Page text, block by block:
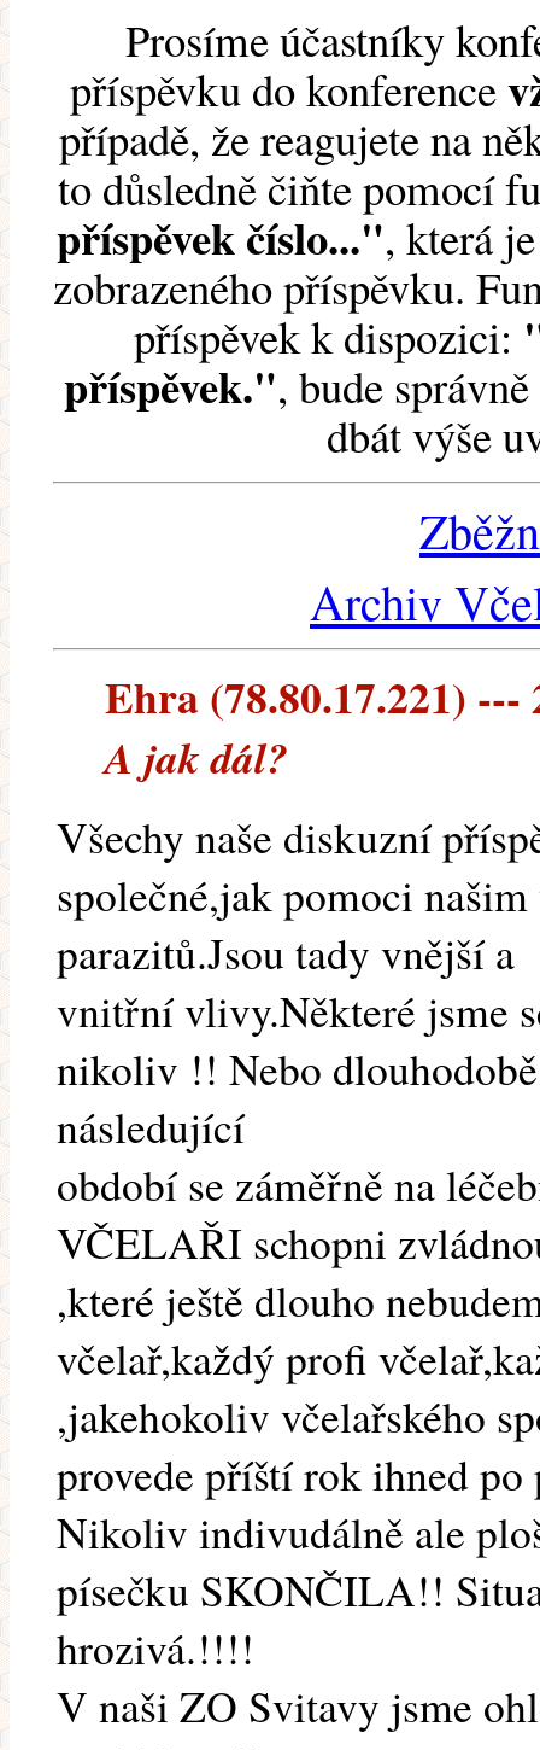
Prosíme účastníky
příspěvku do konference
případě, že reagujete na
to důsledně čiňte pomocí
příspěvek číslo...", která
zobrazeného příspěvku.
příspěvek k dispozici:
příspěvek.", bude
dbát výše
Archiv
Ehra (78.80.17.221) ---
A jak dál?
Všechy naše diskuzní
společné,jak pomoci
parazitů.Jsou tady vnější a
vnitřní vlivy.Některé jsme
nikoliv !! Nebo
následující
období se záměřně na
VČELAŘI schopni
,které ještě dlouho
včelař,každý profi
,jakehokoliv včelařského
provede příští rok ihned
Nikoliv indivudálně ale
písečku SKONČILA!!
hrozivá.!!!!
V naši ZO Svitavy jsme